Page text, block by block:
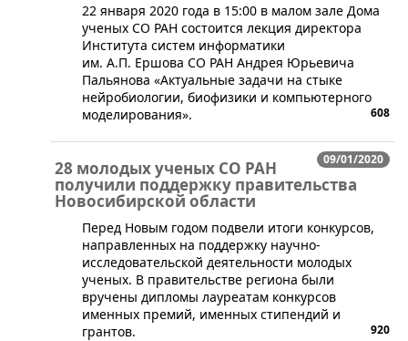
​22 января 2020 года в 15:00 в малом зале Дома
ученых СО РАН состоится лекция директора
Института систем информатики
им. А.П. Ершова СО РАН Андрея Юрьевича
Пальянова «Актуальные задачи на стыке
нейробиологии, биофизики и компьютерного
моделирования».
608
09/01/2020
28 молодых ученых СО РАН
получили поддержку правительства
Новосибирской области
​​Перед Новым годом подвели итоги конкурсов,
направленных на поддержку научно-
исследовательской деятельности молодых
ученых. В правительстве региона были
вручены дипломы лауреатам конкурсов
именных премий, именных стипендий и
грантов.
920